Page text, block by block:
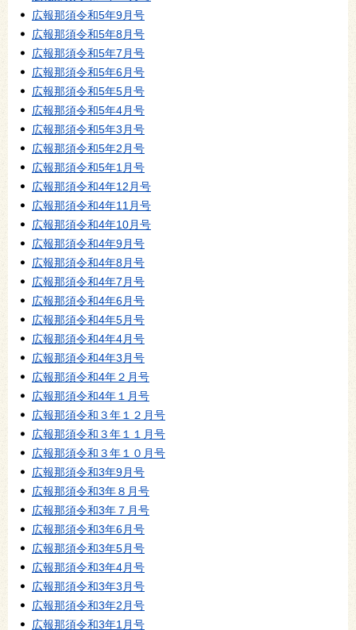
広報那須令和5年9月号
広報那須令和5年8月号
広報那須令和5年7月号
広報那須令和5年6月号
広報那須令和5年5月号
広報那須令和5年4月号
広報那須令和5年3月号
広報那須令和5年2月号
広報那須令和5年1月号
広報那須令和4年12月号
広報那須令和4年11月号
広報那須令和4年10月号
広報那須令和4年9月号
広報那須令和4年8月号
広報那須令和4年7月号
広報那須令和4年6月号
広報那須令和4年5月号
広報那須令和4年4月号
広報那須令和4年3月号
広報那須令和4年２月号
広報那須令和4年１月号
広報那須令和３年１２月号
広報那須令和３年１１月号
広報那須令和３年１０月号
広報那須令和3年9月号
広報那須令和3年８月号
広報那須令和3年７月号
広報那須令和3年6月号
広報那須令和3年5月号
広報那須令和3年4月号
広報那須令和3年3月号
広報那須令和3年2月号
広報那須令和3年1月号